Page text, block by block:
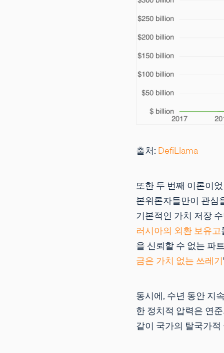
출처: DefiLlama
또한 두 번째 이론이
본위론자들만이 관심
기본적인 가치 저장
러시아의 외환 보유고
을 신뢰할 수 없는 파
금은 가치 없는 쓰레기
동시에, 수년 동안 지
한 정치적 압력은 연
같이 국가의 탈국가